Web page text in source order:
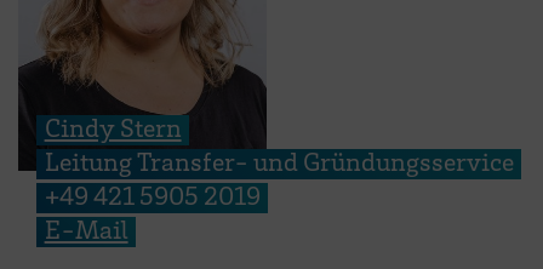
Cindy Stern
Leitung Transfer- und Gründungsservice
+49 421 5905 2019
E-Mail